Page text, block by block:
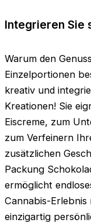
Integrieren Sie
Warum den
Einzelportionen
kreativ und
Kreationen! Sie
Eiscreme, zum
zum Verfeinern
zusätzlichen
Packung
ermöglicht
Cannabis-
einzigartig